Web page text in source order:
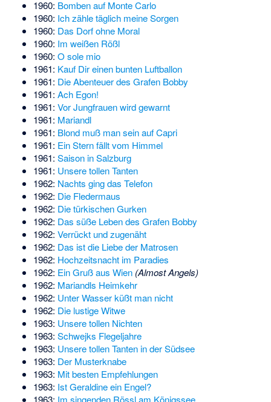
1960: Bomben auf Monte Carlo
1960: Ich zähle täglich meine Sorgen
1960: Das Dorf ohne Moral
1960: Im weißen Rößl
1960: O sole mio
1961: Kauf Dir einen bunten Luftballon
1961: Die Abenteuer des Grafen Bobby
1961: Ach Egon!
1961: Vor Jungfrauen wird gewarnt
1961: Mariandl
1961: Blond muß man sein auf Capri
1961: Ein Stern fällt vom Himmel
1961: Saison in Salzburg
1961: Unsere tollen Tanten
1962: Nachts ging das Telefon
1962: Die Fledermaus
1962: Die türkischen Gurken
1962: Das süße Leben des Grafen Bobby
1962: Verrückt und zugenäht
1962: Das ist die Liebe der Matrosen
1962: Hochzeitsnacht im Paradies
1962: Ein Gruß aus Wien (Almost Angels)
1962: Mariandls Heimkehr
1962: Unter Wasser küßt man nicht
1962: Die lustige Witwe
1963: Unsere tollen Nichten
1963: Schwejks Flegeljahre
1963: Unsere tollen Tanten in der Südsee
1963: Der Musterknabe
1963: Mit besten Empfehlungen
1963: Ist Geraldine ein Engel?
1963: Im singenden Rössl am Königssee